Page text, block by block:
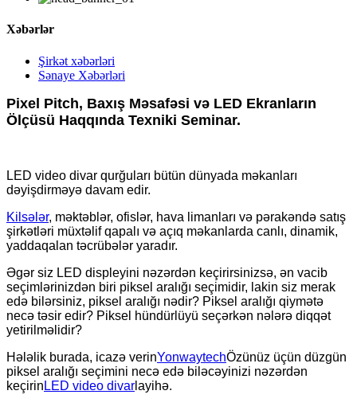
Xəbərlər
Şirkət xəbərləri
Sənaye Xəbərləri
Pixel Pitch, Baxış Məsafəsi və LED Ekranların
Ölçüsü Haqqında Texniki Seminar.
LED video divar qurğuları bütün dünyada məkanları
dəyişdirməyə davam edir.
Kilsələr, məktəblər, ofislər, hava limanları və pərakəndə satış
şirkətləri müxtəlif qapalı və açıq məkanlarda canlı, dinamik,
yaddaqalan təcrübələr yaradır.
Əgər siz LED displeyini nəzərdən keçirirsinizsə, ən vacib
seçimlərinizdən biri piksel aralığı seçimidir, lakin siz merak
edə bilərsiniz, piksel aralığı nədir? Piksel aralığı qiymətə
necə təsir edir? Piksel hündürlüyü seçərkən nələrə diqqət
yetirilməlidir?
Hələlik burada, icazə verinYonwaytechÖzünüz üçün düzgün
piksel aralığı seçimini necə edə biləcəyinizi nəzərdən
keçirin LED video divar layihə.